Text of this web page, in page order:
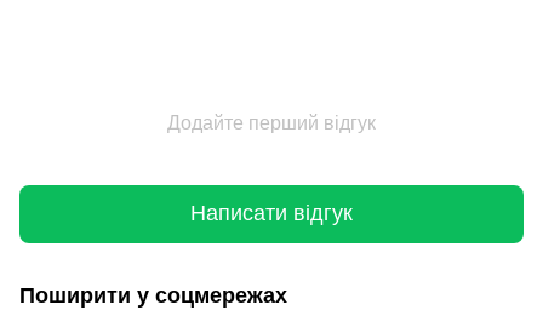
Додайте перший відгук
Написати відгук
Поширити у соцмережах